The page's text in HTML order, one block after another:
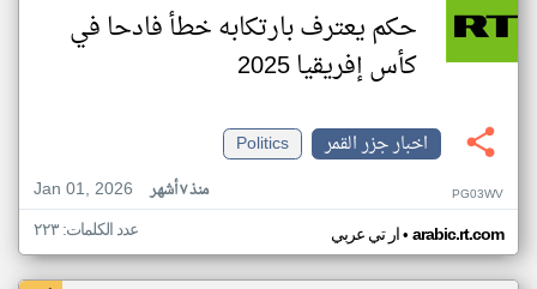
حكم يعترف بارتكابه خطأ فادحا في
كأس إفريقيا 2025
اخبار جزر القمر
Politics
Jan 01, 2026
منذ ٧ أشهر PG03WV
ار تي عربي• arabic.rt.com عدد الكلمات: ٢٢٣